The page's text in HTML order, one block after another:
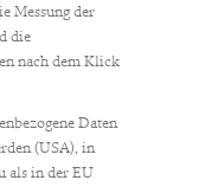
Messung der
die
nach dem Klick
Daten
(USA), in
als in der EU